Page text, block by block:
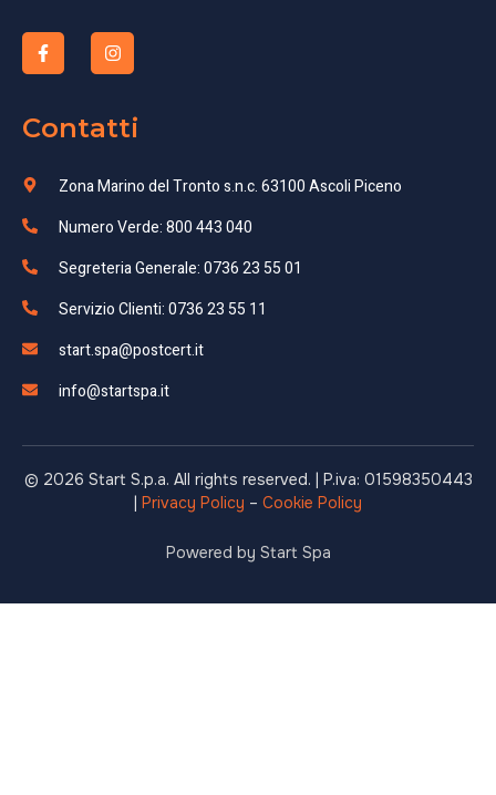
Contatti
Zona Marino del Tronto s.n.c. 63100 Ascoli Piceno
Numero Verde: 800 443 040
Segreteria Generale: 0736 23 55 01
Servizio Clienti: 0736 23 55 11
start.spa@postcert.it
info@startspa.it
© 2026 Start S.p.a. All rights reserved. | P.iva: 01598350443
| Privacy Policy – Cookie Policy
Powered by Start Spa